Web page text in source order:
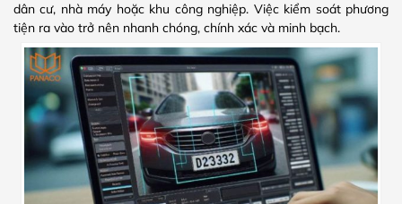
dân cư, nhà máy hoặc khu công nghiệp. Việc kiểm soát phương
tiện ra vào trở nên nhanh chóng, chính xác và minh bạch.